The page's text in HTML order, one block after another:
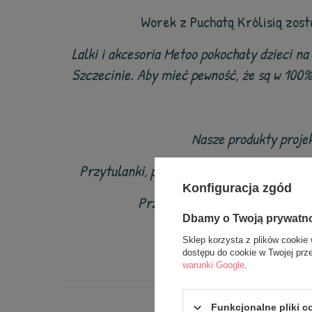
Worek z Puchatą Królisią
Lalki i akcesoria Metoo pokochały dzieci
Szczecinie. Aby mieć pewność, że są w
Nasze produkty
Przytulanki, plecaki worki należy używać
Przed każdym użyciem
Konfiguracja zgód
Dbamy o Twoją
Sklep korzysta z plików cookie
dostępu do cookie w Twojej
warunki Google.
Funkcjonalne pliki